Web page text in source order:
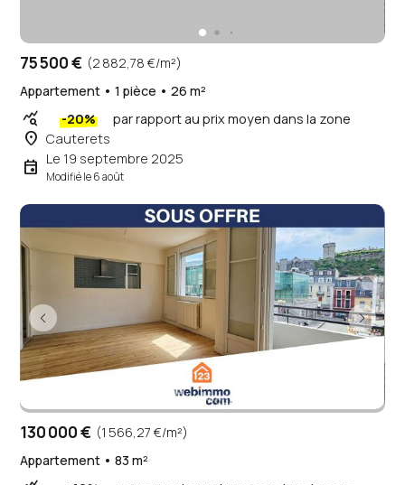
75 500 € (2 882,78 €/m²)
Appartement • 1 pièce • 26 m²
query_stats -20% par rapport au prix moyen dans la zone
place Cauterets
event Le 19 septembre 2025
Modifié le 6 août
130 000 € (1 566,27 €/m²)
Appartement • 83 m²